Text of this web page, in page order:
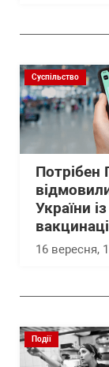
Суспільство
Потрібен
України
16 вересня,
Події